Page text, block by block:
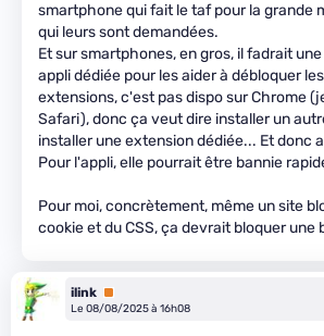
smartphone qui fait le taf pour la grande
qui leurs sont demandées.
Et sur smartphones, en gros, il fadrait
appli dédiée pour les aider à débloquer
extensions, c'est pas dispo sur Chrome
Safari), donc ça veut dire installer un
installer une extension dédiée... Et donc
Pour l'appli, elle pourrait être bannie
Pour moi, concrètement, même un site
cookie et du CSS, ça devrait bloquer une
ilink Premium
Le 08/08/2025 à 16h08